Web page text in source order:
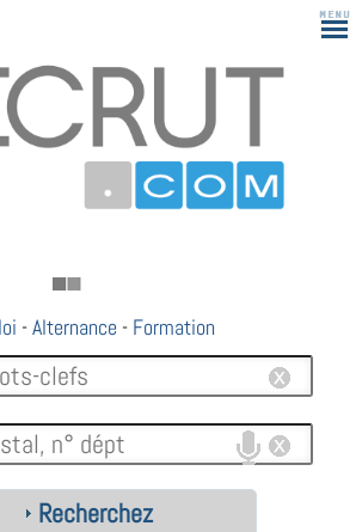
-Alternance - Formation
Recherchez